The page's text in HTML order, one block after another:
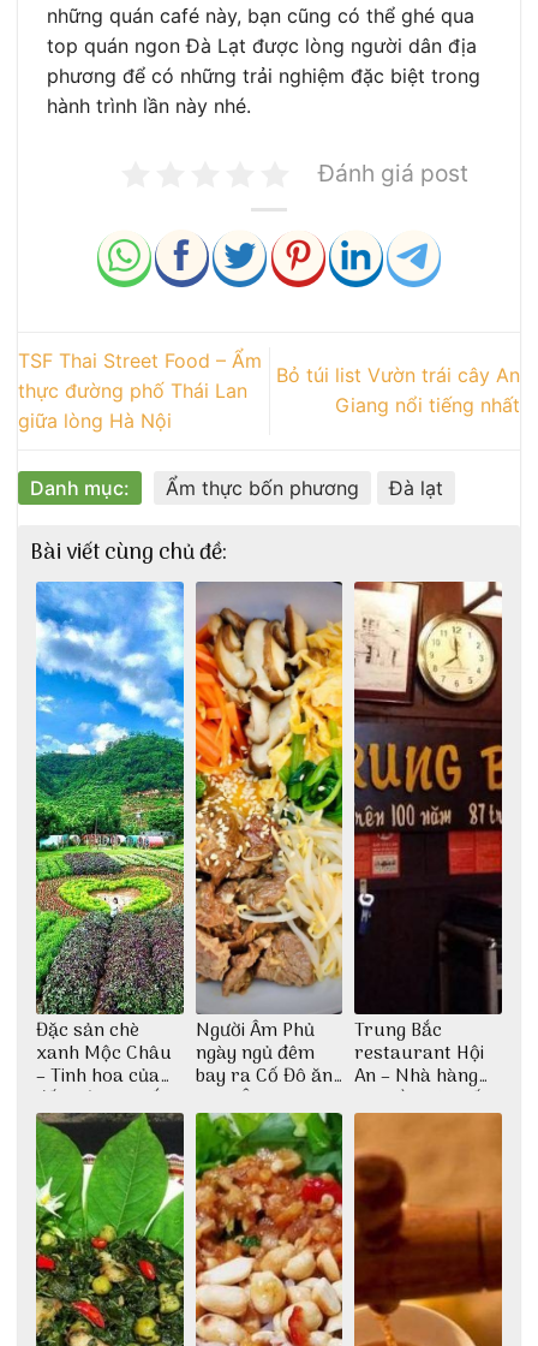
những quán café này, bạn cũng có thể ghé qua
top quán ngon Đà Lạt được lòng người dân địa
phương để có những trải nghiệm đặc biệt trong
hành trình lần này nhé.
Đánh giá post
TSF Thai Street Food – Ẩm
thực đường phố Thái Lan
giữa lòng Hà Nội
Bỏ túi list Vườn trái cây An
Giang nổi tiếng nhất
Danh mục: Ẩm thực bốn phương Đà lạt
Bài viết cùng chủ đề:
Đặc sản chè
xanh Mộc Châu
– Tinh hoa của
đất trời Tây Bắc
Người Âm Phủ
ngày ngủ đêm
bay ra Cố Đô ăn
Cơm Âm Phủ
Huế
Trung Bắc
restaurant Hội
An – Nhà hàng
cao lầu có thiết
kế vô cùng ấn
tượng giữa lòng
phố Hội